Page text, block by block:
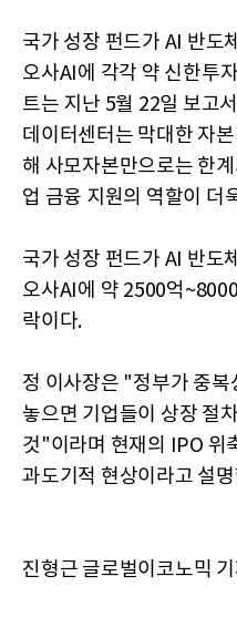
국가 성장 펀드가 AI 반도
오사AI에 각각 약 신한투
트는 지난 5월 22일 보고
데이터센터는 막대한 자
해 사모자본만으로는 한
업 금융 지원의 역할이 더
국가 성장 펀드가 AI 반도
오사AI에 약 2500억
락이다.
정 이사장은 "정부가 중복
놓으면 기업들이 상장 절
것"이라며 현재의 IPO 위
과도기적 현상이라고 설
진형근 글로벌이코노믹